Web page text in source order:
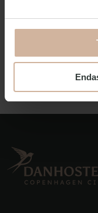
For alle
en e-post på